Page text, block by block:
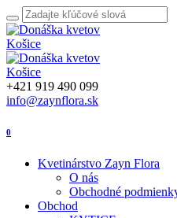
+421 919 490 099
info@zaynflora.sk
0
Kvetinárstvo Zayn Flora
O nás
Obchodné
Obchod